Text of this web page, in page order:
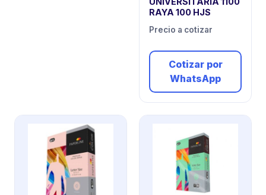
RAYA 100 HJS
Precio a cotizar
Cotizar por
WhatsApp